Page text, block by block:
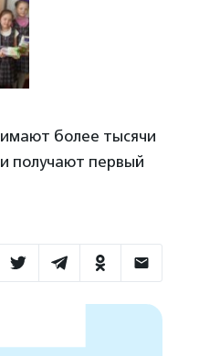
более тысячи
получают первый